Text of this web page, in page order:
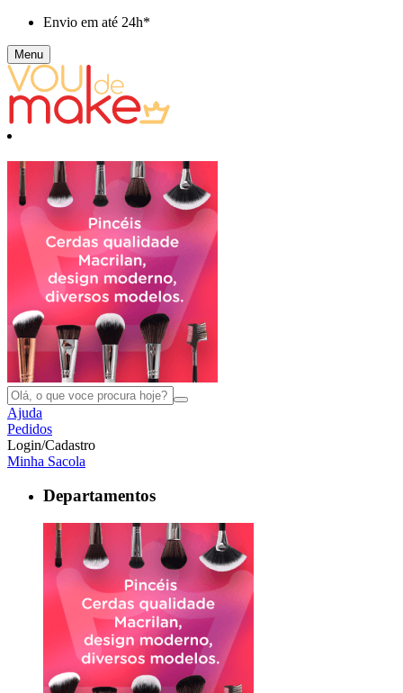
Envio em até 24h*
Menu
Ajuda
Pedidos
Login/Cadastro
Minha Sacola
Departamentos